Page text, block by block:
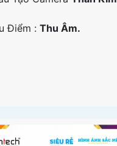
Điểm :Thu Âm.